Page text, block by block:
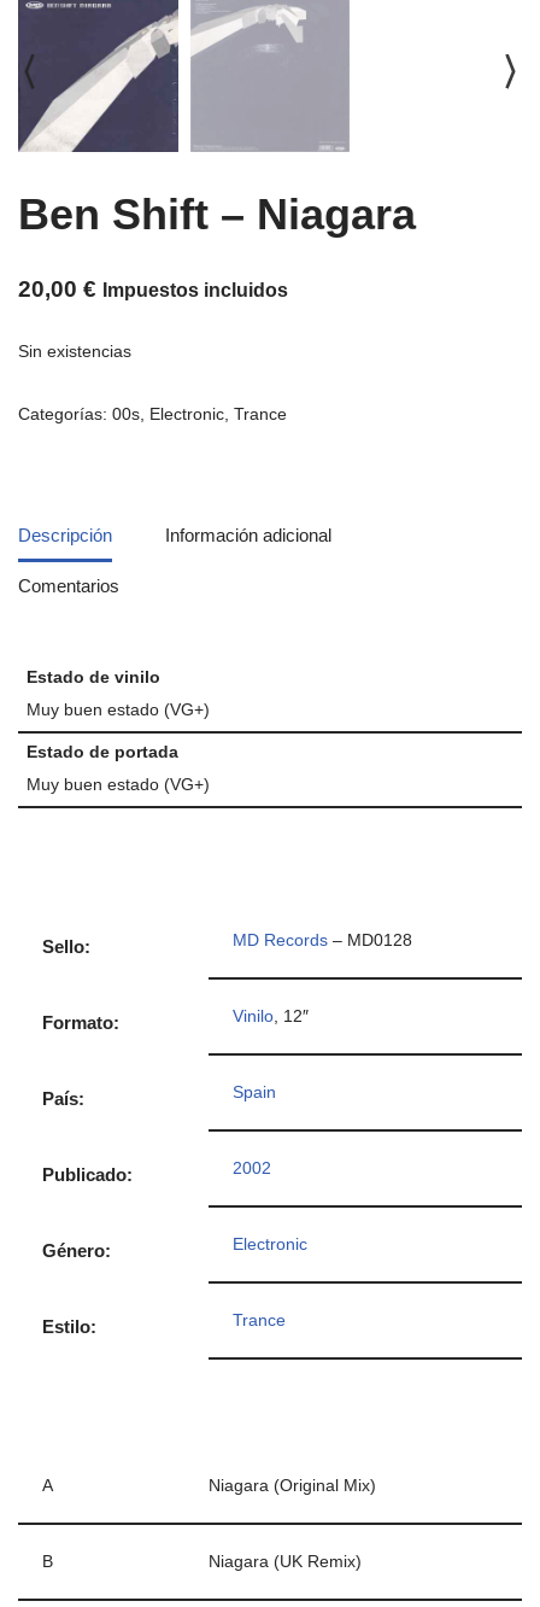
Ben Shift ‎– Niagara
20,00 € Impuestos incluidos
Sin existencias
Categorías: 00s, Electronic, Trance
Descripción Información adicional
Comentarios
Estado de vinilo
Muy buen estado (VG+)
Estado de portada
Muy buen estado (VG+)
Sello: MD Records – MD0128
Formato: Vinilo , 12″
País: Spain
Publicado: 2002
Género: Electronic
Estilo: Trance
A Niagara (Original Mix)
B Niagara (UK Remix)